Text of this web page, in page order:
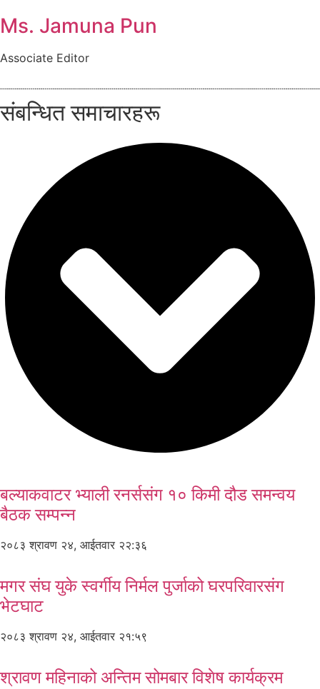
Ms. Jamuna Pun
Associate Editor
संबन्धित समाचारहरू
बल्याकवाटर भ्याली रनर्ससंग १० किमी दौड समन्वय
बैठक सम्पन्न
२०८३ श्रावण २४, आईतवार २२:३६
मगर संघ युके स्वर्गीय निर्मल पुर्जाको घरपरिवारसंग
भेटघाट
२०८३ श्रावण २४, आईतवार २१:५९
श्रावण महिनाको अन्तिम सोमबार विशेष कार्यक्रम